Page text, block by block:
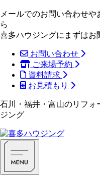
メールでのお問い合わせ
ら
喜多ハウジングにまずはお
お問い合わせ
ご来場予約
資料請求
お見積もり
石川・福井・富山のリフォ
ジング